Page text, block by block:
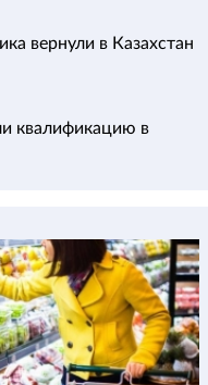
вернули в Казахстан
квалификацию в